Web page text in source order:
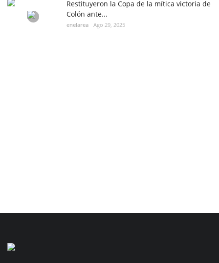
Restituyeron la Copa de la mítica victoria de
Colón ante...
enelarea Ago 29, 2025